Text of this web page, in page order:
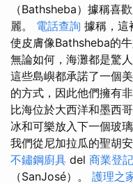
（Bathsheba）據稱喜
麗。 電話查詢 據稱，這
使皮膚像Bathsheba的
無論如何，海灘都是驚
這些島嶼都承諾了一個
的方式，因此他們擁有
比海位於大西洋和墨西
冰和可樂放入下一個玻
我們從尼加拉瓜的聖胡
不鏽鋼廚具 del 商業登記
（SanJosé）。 護理之